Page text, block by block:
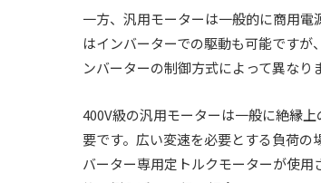
一方、汎用モーターは一般的に商用
はインバーターでの駆動も可能です
ンバーターの制御方式によって異なり
400V級の汎用モーターは一般に絶縁
要です。広い変速を必要とする負荷
バーター専用定トルクモーターが使